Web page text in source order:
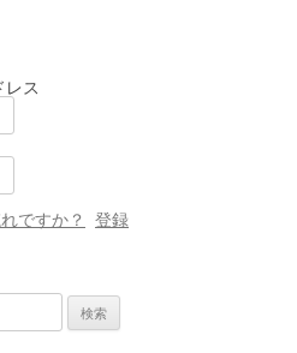
ス
ですか？ 登録